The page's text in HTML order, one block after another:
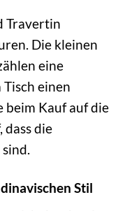
Travertin
Die kleinen
eine
einen
beim Kauf auf die
dass die
Stil